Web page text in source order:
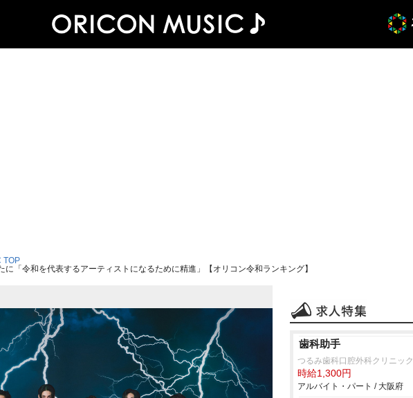
TOP
「令和を代表するアーティストになるために精進」【オリコン令和ランキング】
歯科助手
つるみ歯科口腔外科クリニック
時給1,300円
アルバイト・パート / 大阪府